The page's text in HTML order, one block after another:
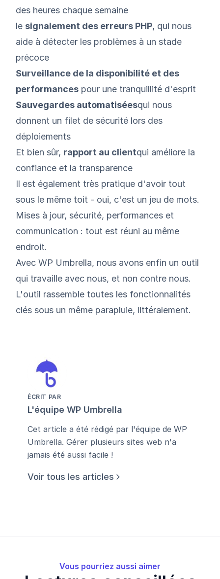
des heures chaque semaine
le signalement des erreurs PHP, qui nous
aide à détecter les problèmes à un stade
précoce
Surveillance de la disponibilité et des
performances pour une tranquillité d'esprit
Sauvegardes automatiséesqui nous
donnent un filet de sécurité lors des
déploiements
Et bien sûr, rapport au clientqui améliore la
confiance et la transparence
Il est également très pratique d'avoir tout
sous le même toit - oui, c'est un jeu de mots.
Mises à jour, sécurité, performances et
communication : tout est réuni au même
endroit.
Avec WP Umbrella, nous avons enfin un outil
qui travaille avec nous, et non contre nous.
L'outil rassemble toutes les fonctionnalités
clés sous un même parapluie, littéralement.
ÉCRIT PAR
L'équipe WP Umbrella
Cet article a été rédigé par l'équipe de WP
Umbrella. Gérer plusieurs sites web n'a
jamais été aussi facile !
Voir tous les articles
Vous pourriez aussi aimer